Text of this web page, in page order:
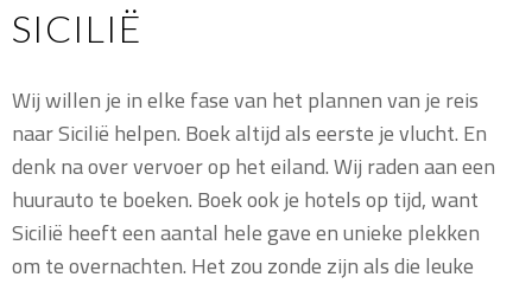
SICILIË
Wij willen je in elke fase van het plannen van je reis
naar Sicilië helpen. Boek altijd als eerste je vlucht. En
denk na over vervoer op het eiland. Wij raden aan een
huurauto te boeken. Boek ook je hotels op tijd, want
Sicilië heeft een aantal hele gave en unieke plekken
om te overnachten. Het zou zonde zijn als die leuke